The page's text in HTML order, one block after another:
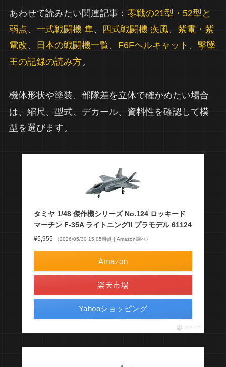
あわせて読みたい関連記事： 零戦の21型・52型と
弱点 、 一式戦闘機 隼、 四式戦闘機 疾風、 紫電・紫
電改、 日本の戦闘機一覧、 F6Fヘルキャット 、 撃墜
王の記録の読み方。
機体形状や塗装、部隊差を立体で確かめたい場合
は、縮尺、型式、デカール、資料性を確認して模
型を選びます。
タミヤ 1/48 傑作機シリーズ No.124 ロッキード
マーチン F-35A ライトニングII プラモデル 61124
¥5,955 （2026/05/30 15:05時点 | Amazon調べ）
Amazon
楽天市場
Yahooショッピング
ポチップ